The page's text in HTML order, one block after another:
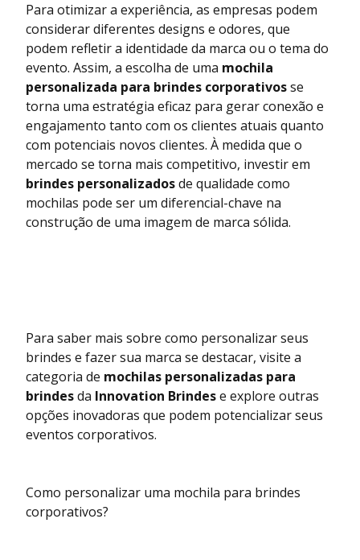
Para otimizar a experiência, as empresas podem
considerar diferentes designs e odores, que
podem refletir a identidade da marca ou o tema do
evento. Assim, a escolha de uma mochila
personalizada para brindes corporativosse
torna uma estratégia eficaz para gerar conexão e
engajamento tanto com os clientes atuais quanto
com potenciais novos clientes. À medida que o
mercado se torna mais competitivo, investir em
brindes personalizadosde qualidade como
mochilas pode ser um diferencial-chave na
construção de uma imagem de marca sólida.
Para saber mais sobre como personalizar seus
brindes e fazer sua marca se destacar, visite a
categoria de mochilas personalizadas para
brindesda Innovation Brindese explore outras
opções inovadoras que podem potencializar seus
eventos corporativos.
Como personalizar uma mochila para brindes
corporativos?